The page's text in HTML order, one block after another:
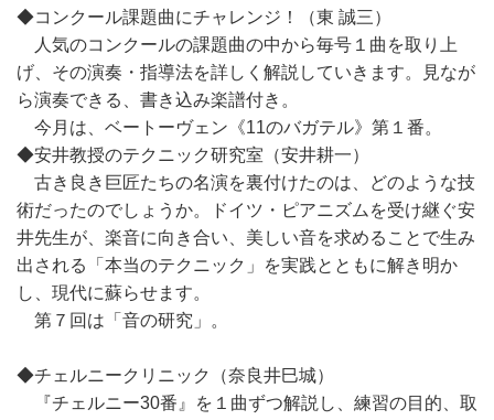
◆コンクール課題曲にチャレンジ！（東 誠三）
人気のコンクールの課題曲の中から毎号１曲を取り上
げ、その演奏・指導法を詳しく解説していきます。見なが
ら演奏できる、書き込み楽譜付き。
今月は、ベートーヴェン《11のバガテル》第１番。
◆安井教授のテクニック研究室（安井耕一）
古き良き巨匠たちの名演を裏付けたのは、どのような技
術だったのでしょうか。ドイツ・ピアニズムを受け継ぐ安
井先生が、楽音に向き合い、美しい音を求めることで生み
出される「本当のテクニック」を実践とともに解き明か
し、現代に蘇らせます。
第７回は「音の研究」。
◆チェルニークリニック（奈良井巳城）
『チェルニー30番』を１曲ずつ解説し、練習の目的、取